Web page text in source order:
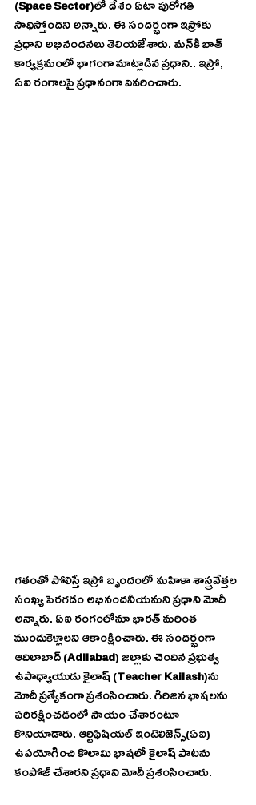
(Space Sector)లో దేశం ఏటా పురోగతి
సాధిస్తోందని అన్నారు. ఈ సందర్భంగా ఇస్రోకు
ప్రధాని అభినందనలు తెలియజేశారు. మన్‌కీ బాత్‌
కార్యక్రమంలో భాగంగా మాట్లాడిన ప్రధాని.. ఇస్రో,
ఏఐ రంగాలపై ప్రధానంగా వివరించారు.
గతంతో పోలిస్తే ఇస్రో బృందంలో మహిళా శాస్త్రవేత్తల
సంఖ్య పెరగడం అభినందనీయమని ప్రధాని మోదీ
అన్నారు. ఏఐ రంగంలోనూ భారత్ మరింత
ముందుకెళ్లాలని ఆకాంక్షించారు. ఈ సందర్భంగా
ఆదిలాబాద్‌ (Adilabad) జిల్లాకు చెందిన ప్రభుత్వ
ఉపాధ్యాయుడు కైలాష్‌ (Teacher Kailash)ను
మోదీ ప్రత్యేకంగా ప్రశంసించారు. గిరిజన భాషలను
పరిరక్షించడంలో సాయం చేశారంటూ
కొనియాడారు. ఆర్టిఫిషియల్ ఇంటెలిజెన్స్(ఏఐ)
ఉపయోగించి కొలామి భాషలో కైలాష్ పాటను
కంపోజ్‌ చేశారని ప్రధాని మోదీ ప్రశంసించారు.